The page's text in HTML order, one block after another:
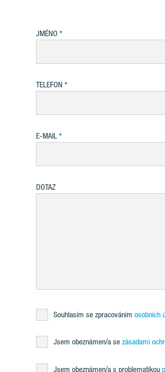
JMÉNO
TELEFON
E-MAIL
DOTAZ
Souhlasím se zpracováním osobních
Jsem obeznámen/a se zásadami
Jsem obeznámen/a s problematikou